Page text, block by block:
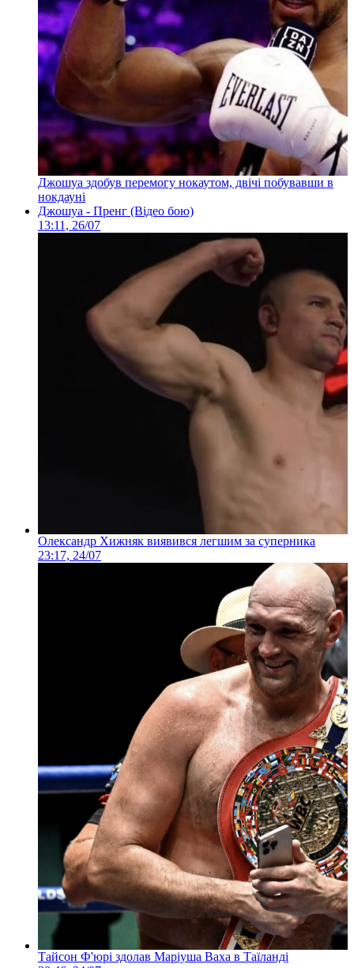
Джошуа здобув перемогу нокаутом, двічі побувавши в
нокдауні
Джошуа - Пренг (Відео бою)
13:11, 26/07
Олександр Хижняк виявився легшим за суперника
23:17, 24/07
Тайсон Ф'юрі здолав Маріуша Ваха в Таїланді